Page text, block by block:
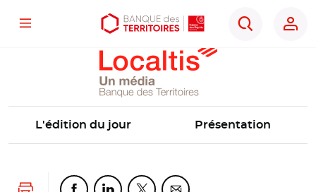
Aller
Aller
Ouvrir
d'accessibilité
Menu
Rechercher
Localtis
L'édition du jour Présentation